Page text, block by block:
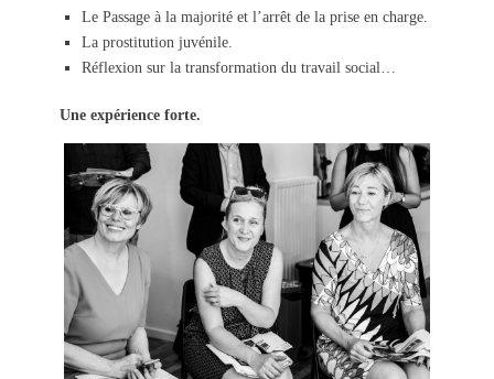
Le Passage à la majorité et l’arrêt de la prise en charge.
La prostitution juvénile.
Réflexion sur la transformation du travail social…
Une expérience forte.